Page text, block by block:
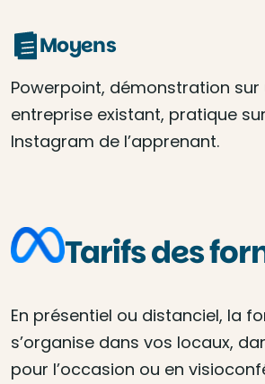
Moyens
Powerpoint, démonstration
entreprise existant, pratique
Instagram de l’apprenant.
Tarifs des
En présentiel ou distanciel, la
s’organise dans vos locaux,
pour l’occasion ou en